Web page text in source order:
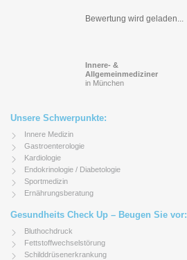
Bewertung wird geladen...
Innere- &
Allgemeinmediziner
in München
Unsere Schwerpunkte:
Innere Medizin
Gastroenterologie
Kardiologie
Endokrinologie / Diabetologie
Sportmedizin
Ernährungsberatung
Gesundheits Check Up – Beugen Sie vor:
Bluthochdruck
Fettstoffwechselstörung
Schilddrüsenerkrankung